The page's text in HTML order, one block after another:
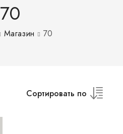
70
Магазин 70
Сортировать по